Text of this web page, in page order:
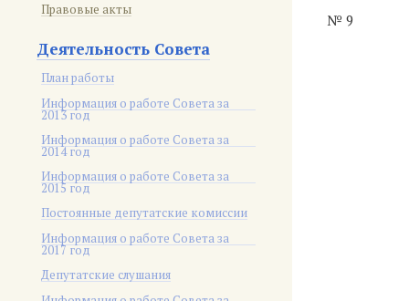
Правовые акты
Деятельность Совета
План работы
Информация о работе Совета за
2013 год
Информация о работе Совета за
2014 год
Информация о работе Совета за
2015 год
Постоянные депутатские комиссии
Информация о работе Совета за
2017 год
Депутатские слушания
№ 9